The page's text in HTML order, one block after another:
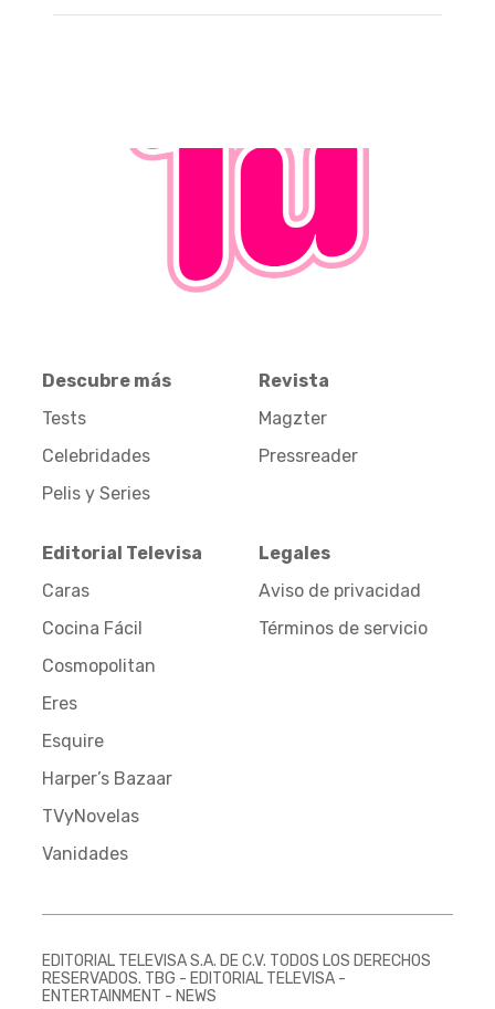
Descubre más
Tests
Celebridades
Pelis y Series
Revista
Magzter
Pressreader
Editorial Televisa
Caras
Cocina Fácil
Cosmopolitan
Eres
Esquire
Harper’s Bazaar
TVyNovelas
Vanidades
Legales
Aviso de privacidad
Términos de servicio
EDITORIAL TELEVISA S.A. DE C.V. TODOS LOS DERECHOS
RESERVADOS. TBG - EDITORIAL TELEVISA -
ENTERTAINMENT - NEWS